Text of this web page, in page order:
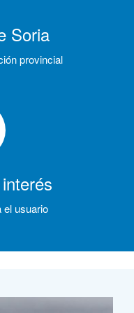
Soria
provincial
el usuario